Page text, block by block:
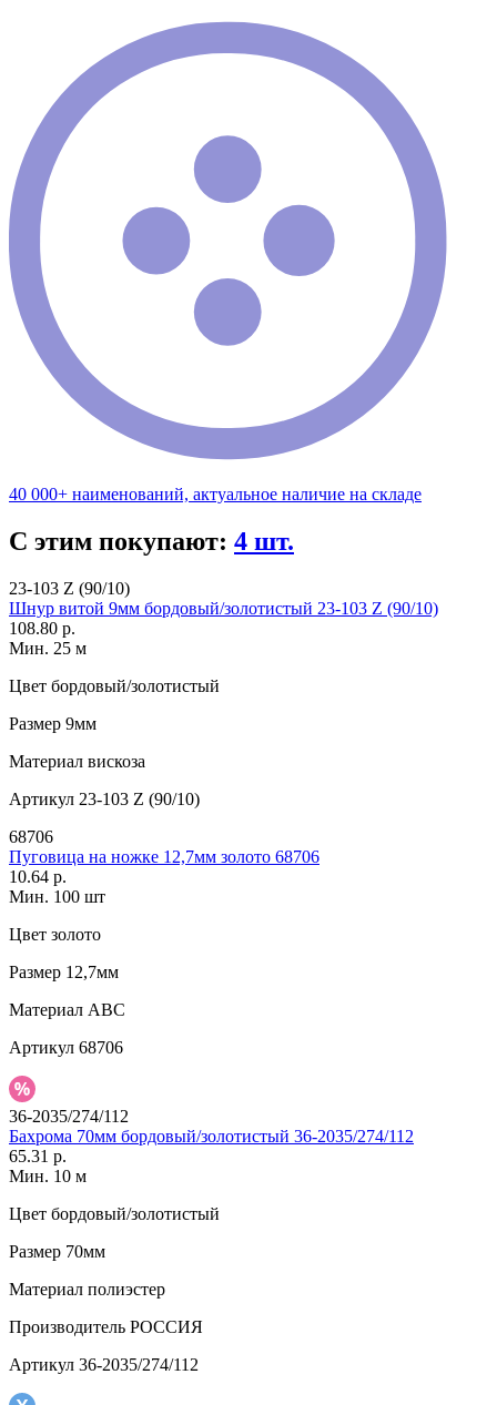
40 000+ наименований, актуальное наличие на складе
С этим покупают: 4 шт.
23-103 Z (90/10)
Шнур витой 9мм бордовый/золотистый 23-103 Z (90/10)
108.80 р.
Мин. 25 м
Цвет бордовый/золотистый
Размер 9мм
Материал вискоза
Артикул 23-103 Z (90/10)
68706
Пуговица на ножке 12,7мм золото 68706
10.64 р.
Мин. 100 шт
Цвет золото
Размер 12,7мм
Материал АВС
Артикул 68706
36-2035/274/112
Бахрома 70мм бордовый/золотистый 36-2035/274/112
65.31 р.
Мин. 10 м
Цвет бордовый/золотистый
Размер 70мм
Материал полиэстер
Производитель РОССИЯ
Артикул 36-2035/274/112